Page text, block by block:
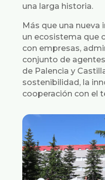
una larga historia.
Más que una nueva
un ecosistema que
con empresas,
conjunto de
de Palencia y
sostenibilidad, la
cooperación con el